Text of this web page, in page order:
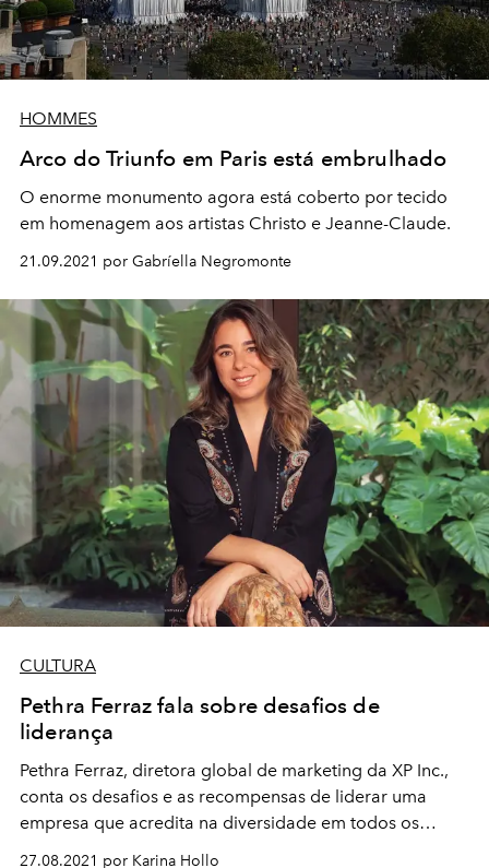
HOMMES
Arco do Triunfo em Paris está embrulhado
O enorme monumento agora está coberto por tecido
em homenagem aos artistas Christo e Jeanne-Claude.
21.09.2021 por Gabríella Negromonte
CULTURA
Pethra Ferraz fala sobre desafios de
liderança
Pethra Ferraz, diretora global de marketing da XP Inc.,
conta os desafios e as recompensas de liderar uma
empresa que acredita na diversidade em todos os
27.08.2021 por Karina Hollo